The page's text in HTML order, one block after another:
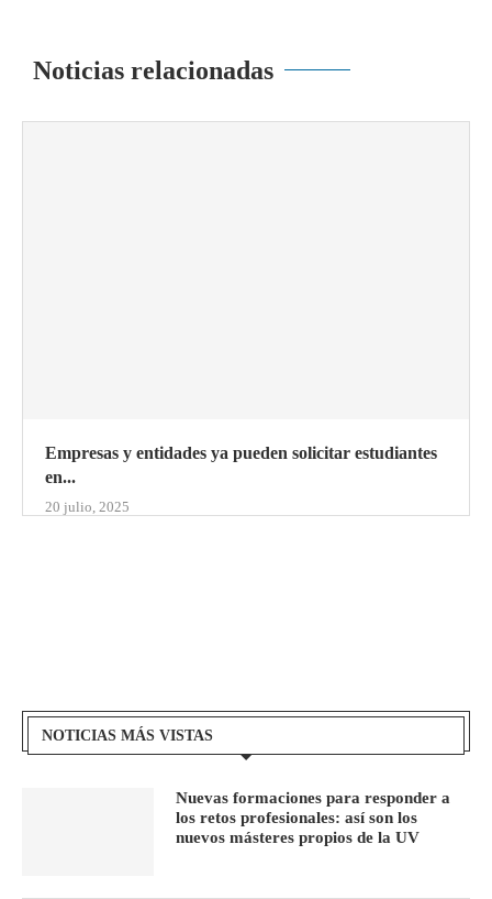
Noticias relacionadas
Empresas y entidades ya pueden solicitar estudiantes
en...
20 julio, 2025
NOTICIAS MÁS VISTAS
Nuevas formaciones para responder a
los retos profesionales: así son los
nuevos másteres propios de la UV